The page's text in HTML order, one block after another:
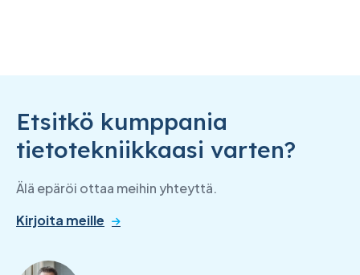
Etsitkö kumppania
tietotekniikkaasi varten?
Älä epäröi ottaa meihin yhteyttä.
Kirjoita meille